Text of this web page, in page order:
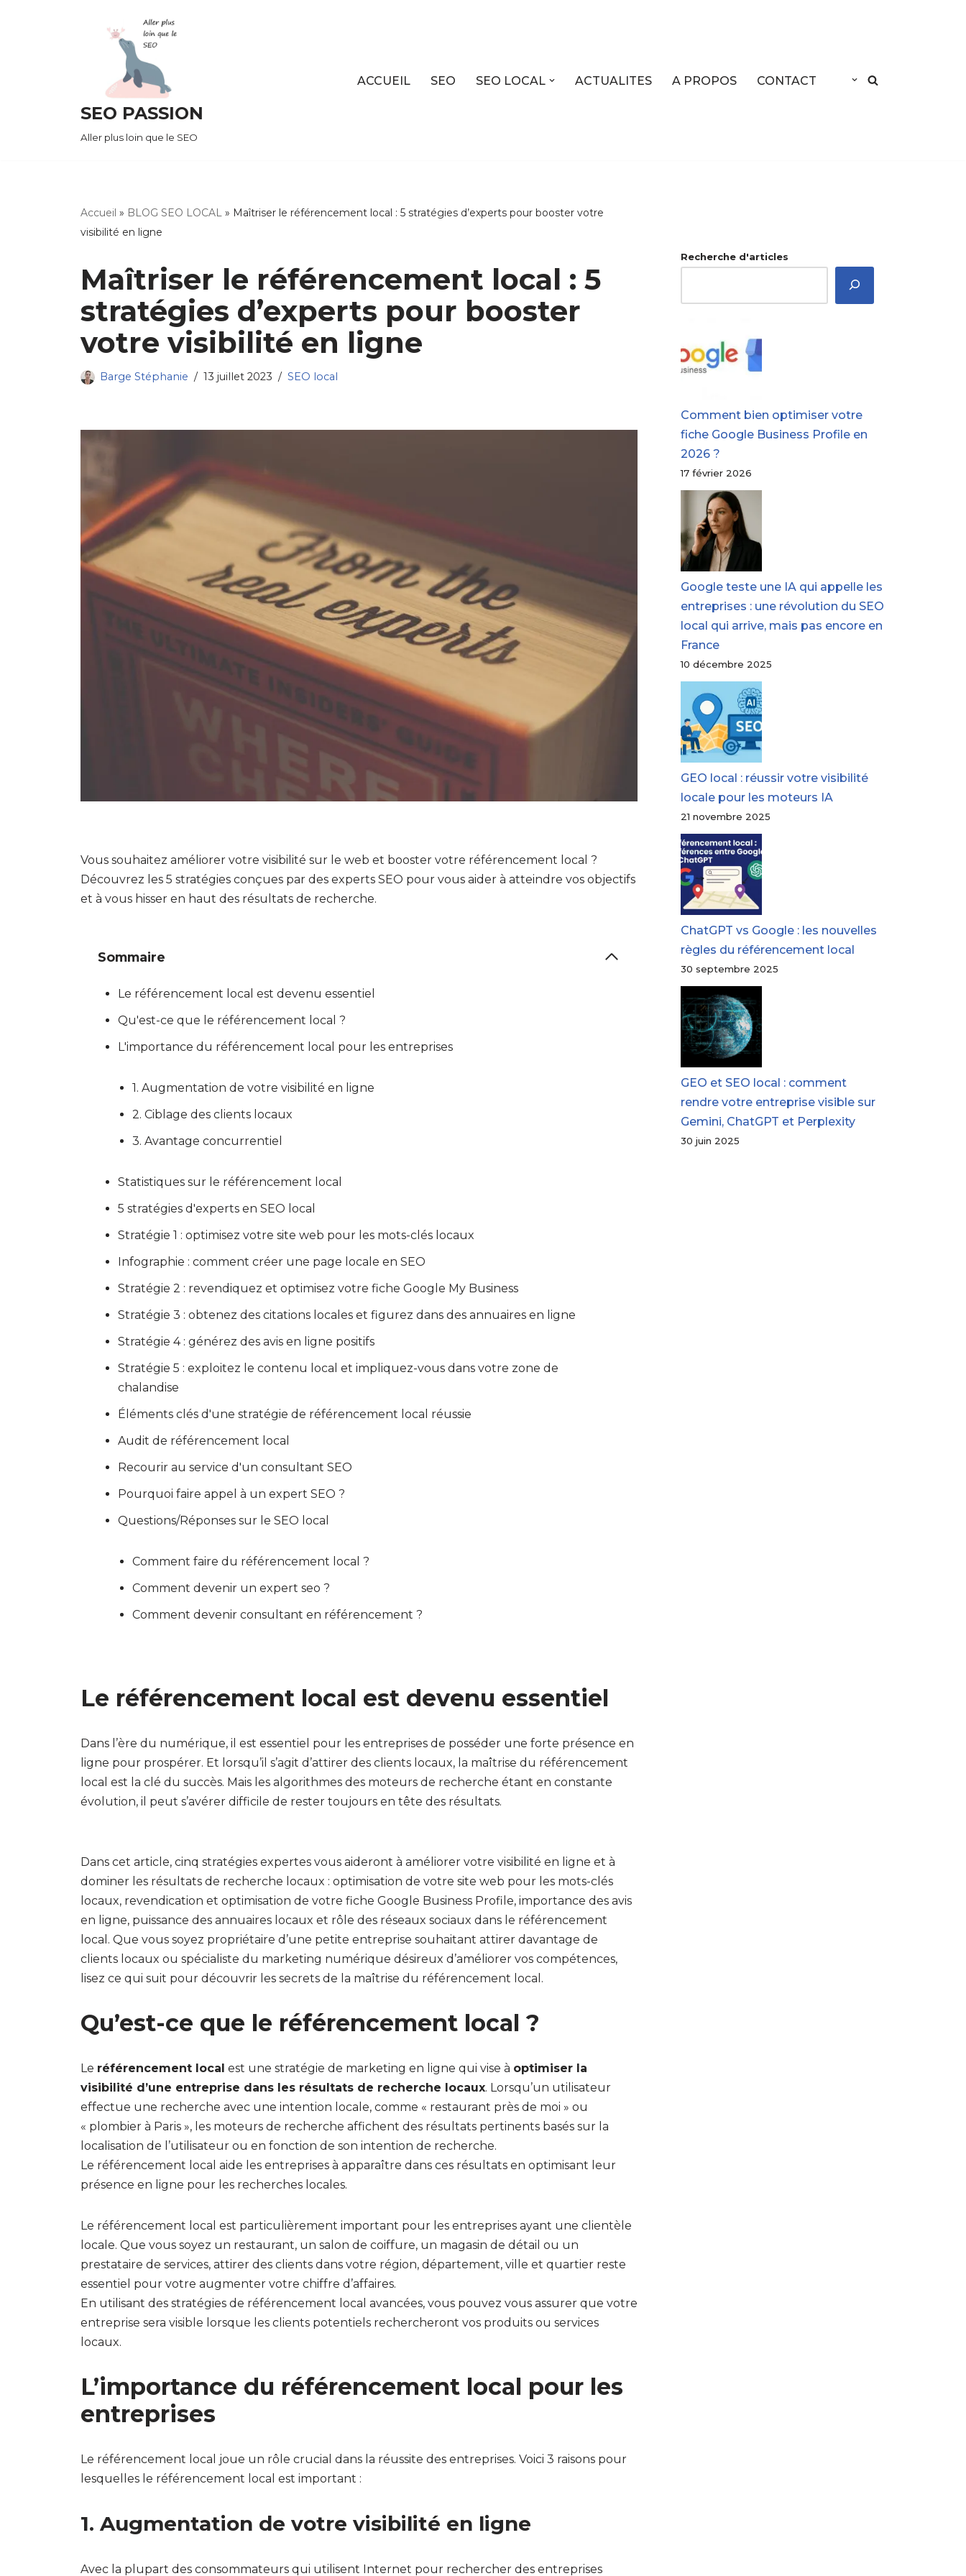
SEO PASSION
Aller plus loin que le SEO
ACCUEIL SEO SEO LOCAL ACTUALITES A PROPOS CONTACT
Accueil » BLOG SEO LOCAL » Maîtriser le référencement local : 5 stratégies d’experts pour booster votre
visibilité en ligne
Maîtriser le référencement local : 5
stratégies d’experts pour booster
votre visibilité en ligne
Barge Stéphanie 13 juillet 2023 SEO local
Vous souhaitez améliorer votre visibilité sur le web et booster votre référencement local ?
Découvrez les 5 stratégies conçues par des experts SEO pour vous aider à atteindre vos objectifs
et à vous hisser en haut des résultats de recherche.
Sommaire
Le référencement local est devenu essentiel
Qu'est-ce que le référencement local ?
L'importance du référencement local pour les entreprises
1. Augmentation de votre visibilité en ligne
2. Ciblage des clients locaux
3. Avantage concurrentiel
Statistiques sur le référencement local
5 stratégies d'experts en SEO local
Stratégie 1 : optimisez votre site web pour les mots-clés locaux
Infographie : comment créer une page locale en SEO
Stratégie 2 : revendiquez et optimisez votre fiche Google My Business
Stratégie 3 : obtenez des citations locales et figurez dans des annuaires en ligne
Stratégie 4 : générez des avis en ligne positifs
Stratégie 5 : exploitez le contenu local et impliquez-vous dans votre zone de
chalandise
Éléments clés d'une stratégie de référencement local réussie
Audit de référencement local
Recourir au service d'un consultant SEO
Pourquoi faire appel à un expert SEO ?
Questions/Réponses sur le SEO local
Comment faire du référencement local ?
Comment devenir un expert seo ?
Comment devenir consultant en référencement ?
Le référencement local est devenu essentiel
Dans l’ère du numérique, il est essentiel pour les entreprises de posséder une forte présence en
ligne pour prospérer. Et lorsqu’il s’agit d’attirer des clients locaux, la maîtrise du référencement
local est la clé du succès. Mais les algorithmes des moteurs de recherche étant en constante
évolution, il peut s’avérer difficile de rester toujours en tête des résultats.
Dans cet article, cinq stratégies expertes vous aideront à améliorer votre visibilité en ligne et à
dominer les résultats de recherche locaux : optimisation de votre site web pour les mots-clés
locaux, revendication et optimisation de votre fiche Google Business Profile, importance des avis
en ligne, puissance des annuaires locaux et rôle des réseaux sociaux dans le référencement
local. Que vous soyez propriétaire d’une petite entreprise souhaitant attirer davantage de
clients locaux ou spécialiste du marketing numérique désireux d’améliorer vos compétences,
lisez ce qui suit pour découvrir les secrets de la maîtrise du référencement local.
Qu’est-ce que le référencement local ?
Le référencement local est une stratégie de marketing en ligne qui vise à optimiser la
visibilité d’une entreprise dans les résultats de recherche locaux. Lorsqu’un utilisateur
effectue une recherche avec une intention locale, comme « restaurant près de moi » ou
« plombier à Paris », les moteurs de recherche affichent des résultats pertinents basés sur la
localisation de l’utilisateur ou en fonction de son intention de recherche.
Le référencement local aide les entreprises à apparaître dans ces résultats en optimisant leur
présence en ligne pour les recherches locales.
Le référencement local est particulièrement important pour les entreprises ayant une clientèle
locale. Que vous soyez un restaurant, un salon de coiffure, un magasin de détail ou un
prestataire de services, attirer des clients dans votre région, département, ville et quartier reste
essentiel pour votre augmenter votre chiffre d’affaires.
En utilisant des stratégies de référencement local avancées, vous pouvez vous assurer que votre
entreprise sera visible lorsque les clients potentiels rechercheront vos produits ou services
locaux.
L’importance du référencement local pour les
entreprises
Le référencement local joue un rôle crucial dans la réussite des entreprises. Voici 3 raisons pour
lesquelles le référencement local est important :
1. Augmentation de votre visibilité en ligne
Avec la plupart des consommateurs qui utilisent Internet pour rechercher des entreprises
Recherche d'articles
Comment bien optimiser votre
fiche Google Business Profile en
2026 ?
17 février 2026
Google teste une IA qui appelle les
entreprises : une révolution du SEO
local qui arrive, mais pas encore en
France
10 décembre 2025
GEO local : réussir votre visibilité
locale pour les moteurs IA
21 novembre 2025
ChatGPT vs Google : les nouvelles
règles du référencement local
30 septembre 2025
GEO et SEO local : comment
rendre votre entreprise visible sur
Gemini, ChatGPT et Perplexity
30 juin 2025